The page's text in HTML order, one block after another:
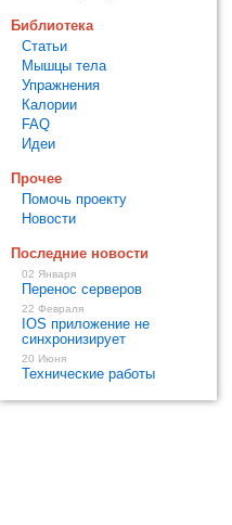
Библиотека
Статьи
Мышцы тела
Упражнения
Калории
FAQ
Идеи
Прочее
Помочь проекту
Новости
Последние новости
02 Января
Перенос серверов
22 Февраля
IOS приложение не
синхронизирует
20 Июня
Технические работы